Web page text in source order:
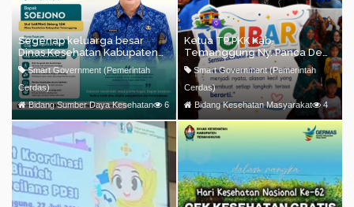
Segenap keluarga besar
Dinas Kesehatan Kabupaten
Temanggung mengucapkan
selamat memasuki masa
purna tugas kepada Bapak
SOEJONO
Smart Government (Pemerintah
Cerdas)
Bidang Sumber Daya Kesehatan
6
Ketua TP PKK Kab.
Temanggung Ny. Panca Dewi
menghadiri kegiatan SAPA
ANAK di Eks Kawedanan
Parakan
Smart Government (Pemerintah
Cerdas)
Bidang Kesehatan Masyarakat
4